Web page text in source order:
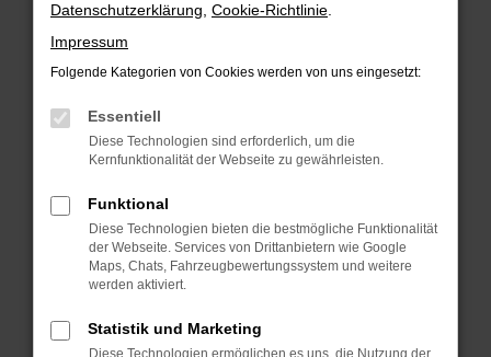
Überprüfe deine Firewall und
deine Internetverbindung.
Beispiel deine Suchmaschine?
Prüfe deine
Browsererweiterungen.
Manche Erweiterungen, wie
Werbeblocker, können das Laden
bestimmter Seiten verhindern.
anderen Browser oder in einem
Datenschutzerklärung Cookie-Richtlinie
Impressum
Folgende Kategorien von Cookies werden von uns eingesetzt:
Essentiell
Diese Technologien sind erforderlich, um die
Kernfunktionalität der Webseite zu gewährleisten.
Funktional
Diese Technologien bieten die bestmögliche Funktionalität
der Webseite. Services von Drittanbietern wie Google
Maps, Chats, Fahrzeugbewertungssystem und weitere
werden aktiviert.
Statistik und Marketing
Diese Technologien ermöglichen es uns, die Nutzung der